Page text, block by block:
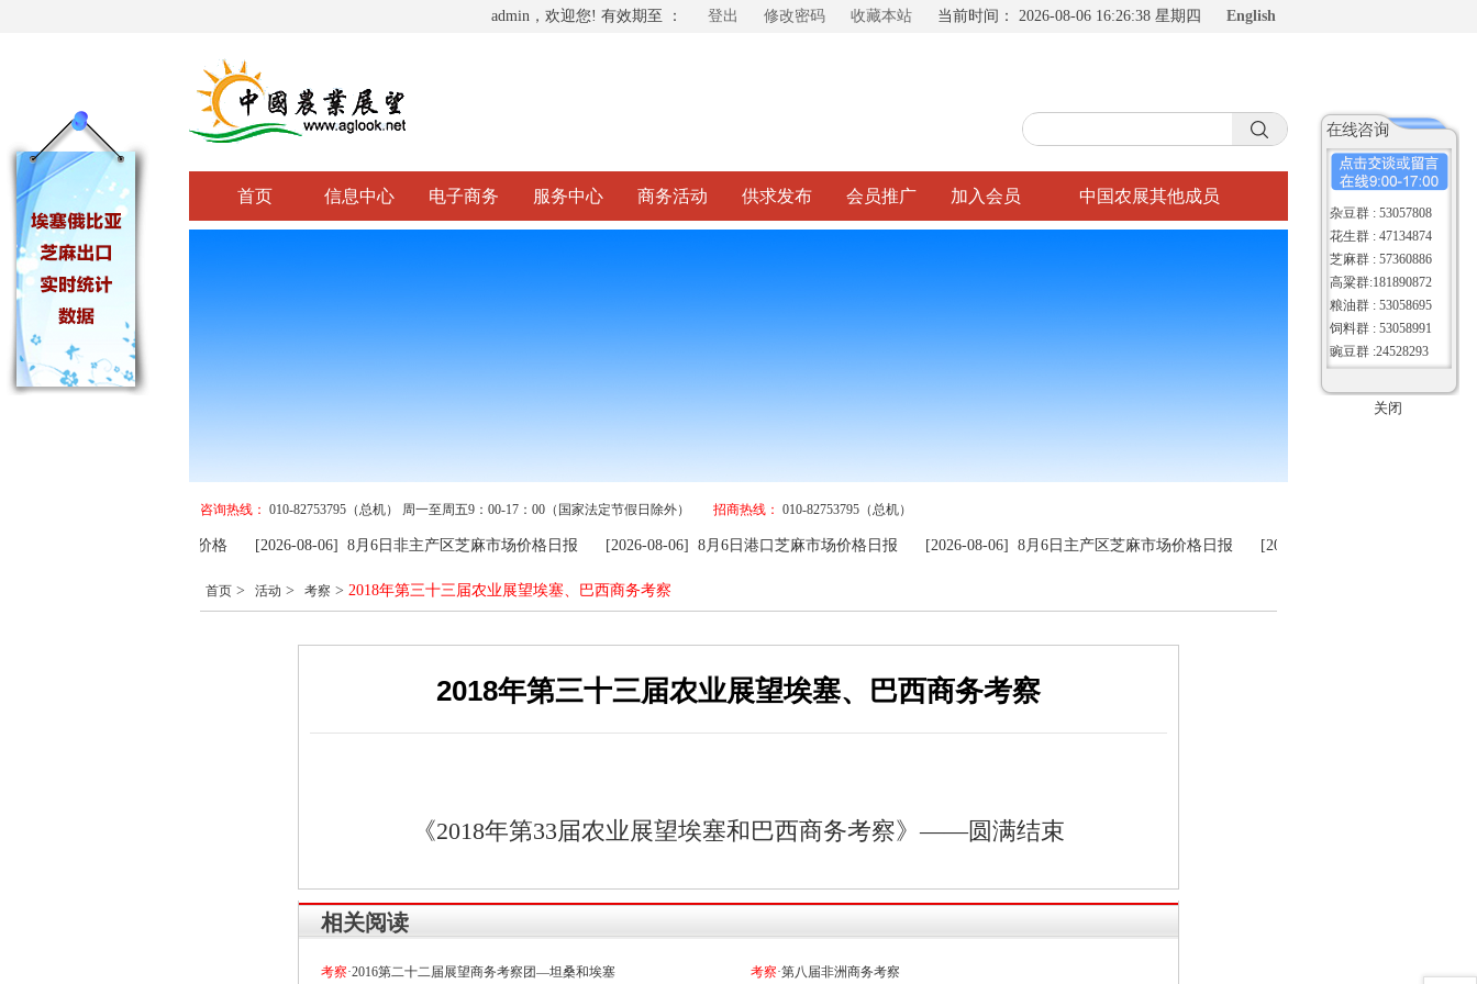
admin，欢迎您! 有效期至 ： 登出 修改密码 收藏本站 当前时间： 2026-08-06 16:26:38 星期四 English
杂豆群 : 53057808
花生群 : 47134874
芝麻群 : 57360886
高粱群:181890872
粮油群 : 53058695
饲料群 : 53058991
豌豆群 :24528293
关闭
首页 信息中心 电子商务 服务中心 商务活动 供求发布 会员推广 加入会员 中国农展其他成员
咨询热线： 010-82753795（总机） 周一至周五9：00-17：00（国家法定节假日除外） 招商热线： 010-82753795（总机）
6日国内各地区花生米参考价格 [2026-08-06] 8月6日非主产区芝麻市场价格日报 [2026-08-06] 8月6日港口芝麻市场价格日报 [2026-08-06] 8月6日主产区芝麻市场价格日报 [2026-08-06] 8月6日国产辣椒市
首页 > 活动 > 考察 > 2018年第三十三届农业展望埃塞、巴西商务考察
2018年第三十三届农业展望埃塞、巴西商务考察
《2018年第33届农业展望埃塞和巴西商务考察》——圆满结束
相关阅读
考察·2016第二十二届展望商务考察团—坦桑和埃塞 考察·第八届非洲商务考察